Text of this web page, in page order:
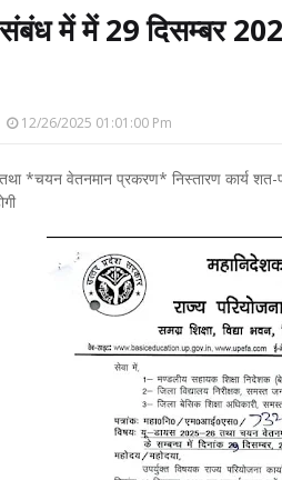
में में 29 दिसम्बर
12/26/2025 01:01:00 Pm
*चयन वेतनमान प्रकरण* निस्तारण कार्य